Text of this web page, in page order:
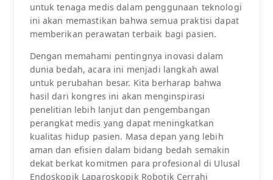
untuk tenaga medis dalam penggunaan teknologi
ini akan memastikan bahwa semua praktisi dapat
memberikan perawatan terbaik bagi pasien.
Dengan memahami pentingnya inovasi dalam
dunia bedah, acara ini menjadi langkah awal
untuk perubahan besar. Kita berharap bahwa
hasil dari kongres ini akan menginspirasi
penelitian lebih lanjut dan pengembangan
perangkat medis yang dapat meningkatkan
kualitas hidup pasien. Masa depan yang lebih
aman dan efisien dalam bidang bedah semakin
dekat berkat komitmen para profesional di Ulusal
Endoskopik Laparoskopik Robotik Cerrahi